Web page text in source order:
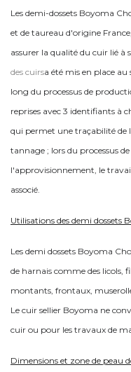
Les demi-dossets Boyoma
et de taureau d'origine
assurer la qualité du cuir lié à
des cuirsa été mis en place
long du processus de
reprises avec 3 identifiants à
qui permet une traçabilité de
tannage ; lors du processus
l'approvisionnement, le
associé.
Utilisations des demi dossets
Les demi dossets Boyoma
de harnais comme des licols,
montants, frontaux,
Le cuir sellier Boyoma ne
cuir ou pour les travaux de
Dimensions et zone de peau